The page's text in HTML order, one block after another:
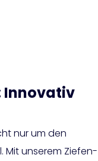
Innovativ
nur um den
Mit unserem Ziefen-